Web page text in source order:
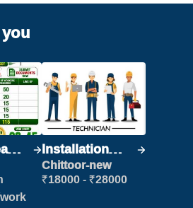
Installation
Engineer/
Helper
Chittoor-new
₹18000 - ₹28000